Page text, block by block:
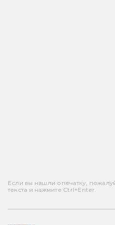
Если вы нашли опечатку,
текста и нажмите Ctrl+Enter.